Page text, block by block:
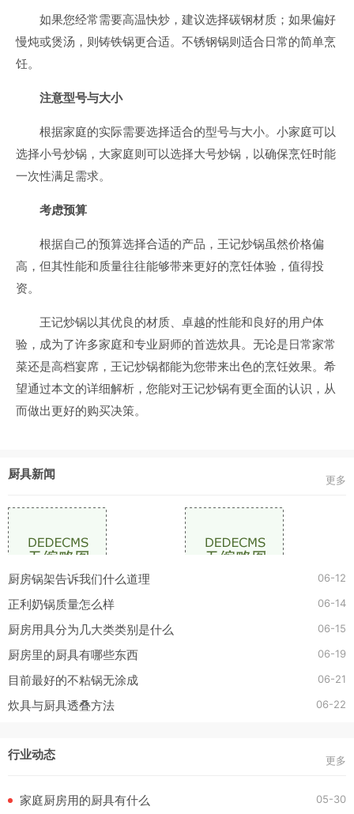
如果您经常需要高温快炒，建议选择碳钢材质；如果偏好
慢炖或煲汤，则铸铁锅更合适。不锈钢锅则适合日常的简单烹
饪。
注意型号与大小
根据家庭的实际需要选择适合的型号与大小。小家庭可以
选择小号炒锅，大家庭则可以选择大号炒锅，以确保烹饪时能
一次性满足需求。
考虑预算
根据自己的预算选择合适的产品，王记炒锅虽然价格偏
高，但其性能和质量往往能够带来更好的烹饪体验，值得投
资。
王记炒锅以其优良的材质、卓越的性能和良好的用户体
验，成为了许多家庭和专业厨师的首选炊具。无论是日常家常
菜还是高档宴席，王记炒锅都能为您带来出色的烹饪效果。希
望通过本文的详细解析，您能对王记炒锅有更全面的认识，从
而做出更好的购买决策。
厨具新闻 更多
厨房锅架告诉我们什么道理 06-12
正利奶锅质量怎么样 06-14
厨房用具分为几大类类别是什么 06-15
厨房里的厨具有哪些东西 06-19
目前最好的不粘锅无涂成 06-21
炊具与厨具透叠方法 06-22
行业动态 更多
家庭厨房用的厨具有什么 05-30